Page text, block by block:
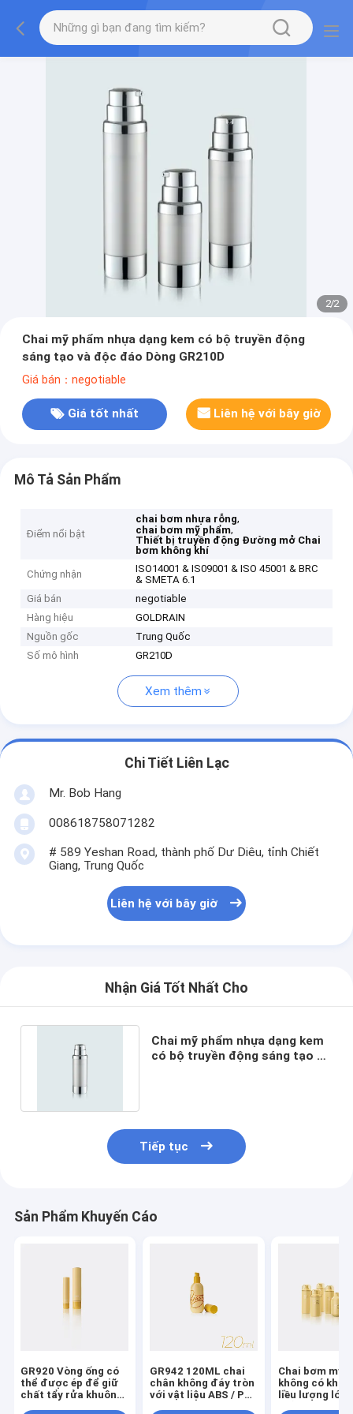
2/2
Chai mỹ phẩm nhựa dạng kem có bộ truyền động
sáng tạo và độc đáo Dòng GR210D
Giá bán：negotiable
Giá tốt nhất Liên hệ với bây giờ
Mô Tả Sản Phẩm
Điểm nổi bật
chai bơm nhựa rỗng,
chai bơm mỹ phẩm,
Thiết bị truyền động Đường mở Chai
bơm không khí
Chứng nhận
ISO14001 & IS09001 & ISO 45001 & BRC
& SMETA 6.1
Giá bán
negotiable
Hàng hiệu
GOLDRAIN
Nguồn gốc
Trung Quốc
Số mô hình
GR210D
Xem thêm
Chi Tiết Liên Lạc
Mr. Bob Hang
008618758071282
# 589 Yeshan Road, thành phố Dư Diêu, tỉnh Chiết
Giang, Trung Quốc
Liên hệ với bây giờ
Nhận Giá Tốt Nhất Cho
Chai mỹ phẩm nhựa dạng kem
có bộ truyền động sáng tạo và
Tiếp tục
Sản Phẩm Khuyến Cáo
GR920 Vòng ống có
thể được ép để giữ
chất tẩy rửa khuôn
GR942 120ML chai
chân không đáy tròn
với vật liệu ABS / PP
Chai bơm mỹ
không có
liều lượng lớn